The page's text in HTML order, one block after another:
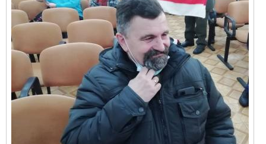
Затрыманьні
Карная псыхіятрыя
КПЧ ААН
Культурныя правы
ЛПП